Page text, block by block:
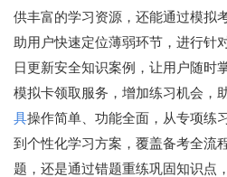
供丰富的学习资源，还能通过模拟
助用户快速定位薄弱环节，进行针
日更新安全知识案例，让用户随时
模拟卡领取服务，增加练习机会，
具操作简单、功能全面，从专项练
到个性化学习方案，覆盖备考全流
题，还是通过错题重练巩固知识点